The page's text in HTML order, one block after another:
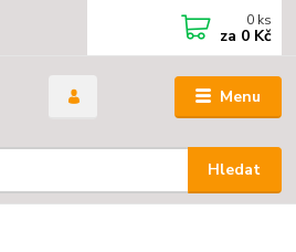
Menu
Hledat
0 ks
za 0 Kč